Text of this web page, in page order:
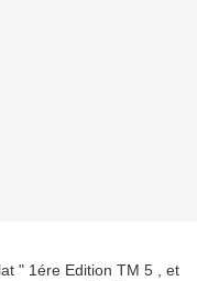
" 1ére Edition TM 5 , et